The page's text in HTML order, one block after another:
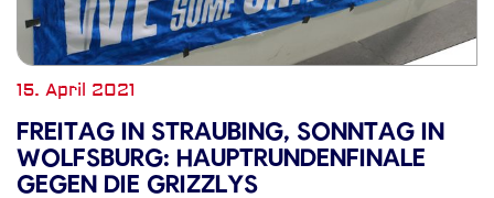
15. April 2021
FREITAG IN STRAUBING, SONNTAG IN
WOLFSBURG: HAUPTRUNDENFINALE
GEGEN DIE GRIZZLYS